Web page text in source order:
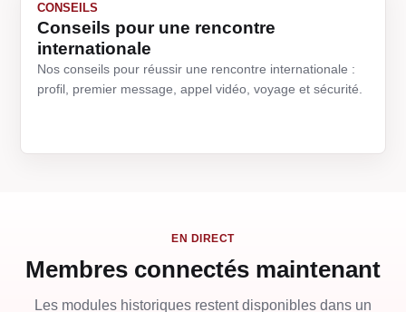
CONSEILS
Conseils pour une rencontre
internationale
Nos conseils pour réussir une rencontre internationale :
profil, premier message, appel vidéo, voyage et sécurité.
EN DIRECT
Membres connectés maintenant
Les modules historiques restent disponibles dans un